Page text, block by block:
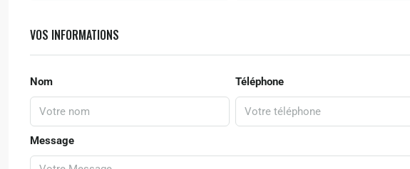
VOS INFORMATIONS
Nom Téléphone
Message